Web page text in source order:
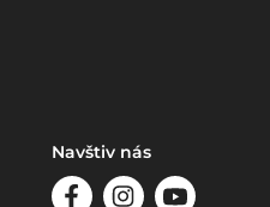
Navštiv nás